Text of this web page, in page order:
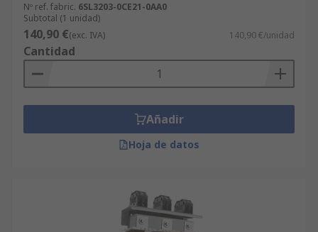
Nº ref. fabric. 6SL3203-0CE21-0AA0
Subtotal (1 unidad)
140,90 €(exc. IVA) 140,90 €/unidad
Cantidad
Añadir
Hoja de datos